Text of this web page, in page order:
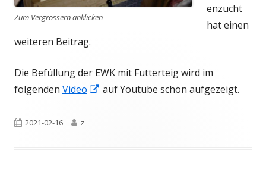
Zum Vergrössern anklicken
Fenster
öffnen
enzucht
hat einen
weiteren Beitrag.
Die Befüllung der EWK mit Futterteig wird im
folgenden Video
In
auf Youtube schön aufgezeigt.
Veröffentlicht
2021-02-16 Autor
z